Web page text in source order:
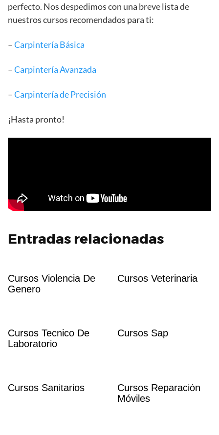
perfecto. Nos despedimos con una breve lista de
nuestros cursos recomendados para ti:
–Carpintería Básica
–Carpintería Avanzada
–Carpintería de Precisión
¡Hasta pronto!
Entradas relacionadas
Cursos Violencia De
Genero
Cursos Veterinaria
Cursos Tecnico De
Laboratorio
Cursos Sap
Cursos Sanitarios
Cursos Reparación
Móviles